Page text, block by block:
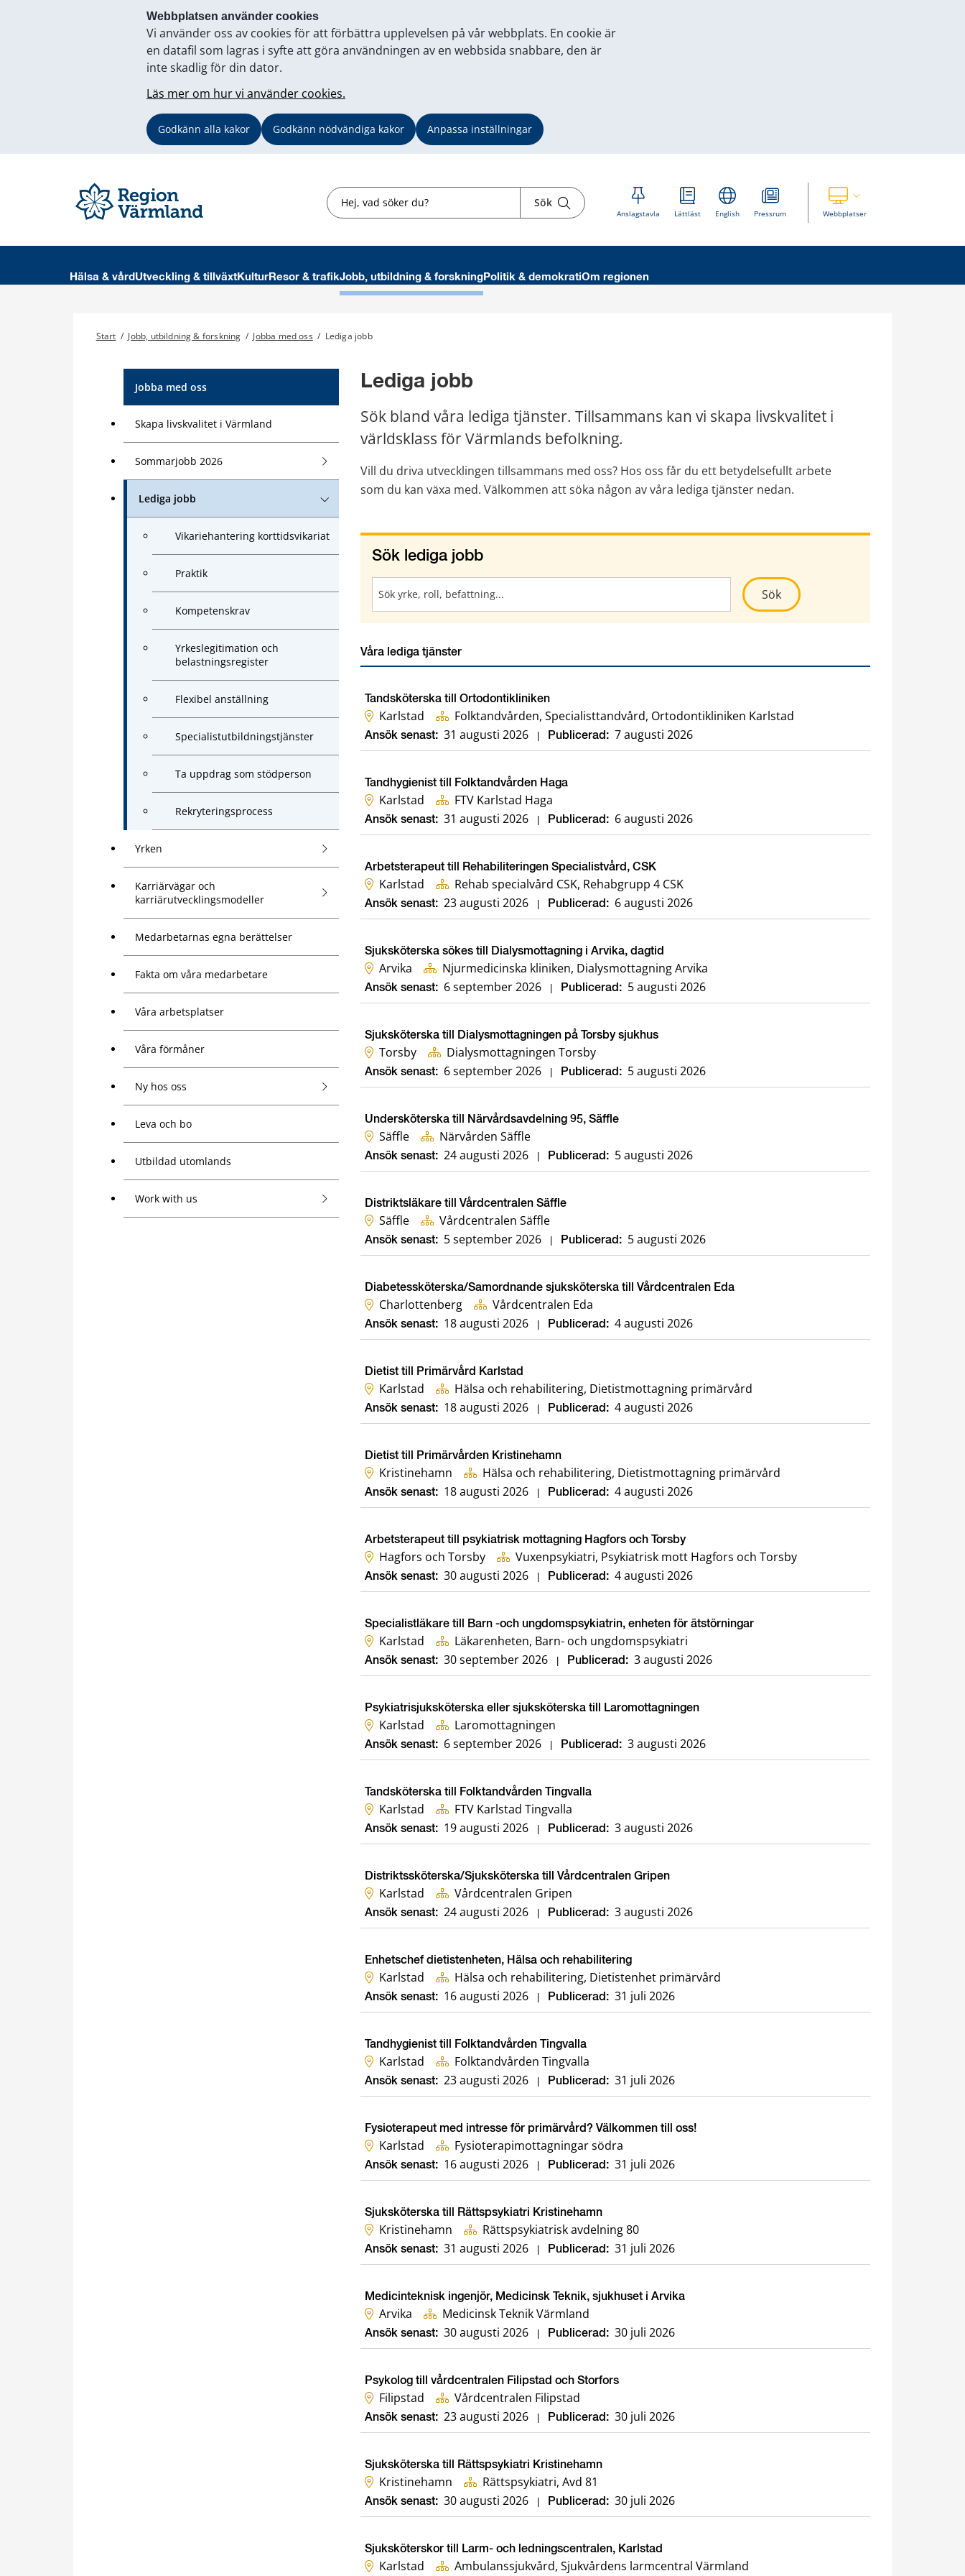
Webbplatsen använder cookies
Vi använder oss av cookies för att förbättra upplevelsen på vår webbplats. En cookie är
en datafil som lagras i syfte att göra användningen av en webbsida snabbare, den är
inte skadlig för din dator.
Läs mer om hur vi använder cookies.
Godkänn alla kakor Godkänn nödvändiga kakor Anpassa inställningar
Sök Sök
Anslagstavla Lättläst English Pressrum WebbplatserVisa våra andra webbplatser
Hälsa & vård Utveckling & tillväxtKulturResor & trafikJobb, utbildning & forskningPolitik & demokratiOm regionen
Start / Jobb, utbildning & forskning / Jobba med oss / Lediga jobb
Jobba med oss
Skapa livskvalitet i Värmland
Sommarjobb 2026
Lediga jobb
Vikariehantering korttidsvikariat
Praktik
Kompetenskrav
Yrkeslegitimation och
belastningsregister
Flexibel anställning
Specialistutbildningstjänster
Ta uppdrag som stödperson
Rekryteringsprocess
Yrken
Karriärvägar och
karriärutvecklingsmodeller
Medarbetarnas egna berättelser
Fakta om våra medarbetare
Våra arbetsplatser
Våra förmåner
Ny hos oss
Leva och bo
Utbildad utomlands
Work with us
Lediga jobb
Sök bland våra lediga tjänster. Tillsammans kan vi skapa livskvalitet i
världsklass för Värmlands befolkning.
Vill du driva utvecklingen tillsammans med oss? Hos oss får du ett betydelsefullt arbete
som du kan växa med. Välkommen att söka någon av våra lediga tjänster nedan.
Sök lediga jobb
SökKör sökning
Våra lediga tjänster
Tandsköterska till Ortodontikliniken
Karlstad Folktandvården, Specialisttandvård, Ortodontikliniken Karlstad
Ansök senast: 31 augusti 2026 | Publicerad: 7 augusti 2026
Tandhygienist till Folktandvården Haga
Karlstad FTV Karlstad Haga
Ansök senast: 31 augusti 2026 | Publicerad: 6 augusti 2026
Arbetsterapeut till Rehabiliteringen Specialistvård, CSK
Karlstad Rehab specialvård CSK, Rehabgrupp 4 CSK
Ansök senast: 23 augusti 2026 | Publicerad: 6 augusti 2026
Sjuksköterska sökes till Dialysmottagning i Arvika, dagtid
Arvika Njurmedicinska kliniken, Dialysmottagning Arvika
Ansök senast: 6 september 2026 | Publicerad: 5 augusti 2026
Sjuksköterska till Dialysmottagningen på Torsby sjukhus
Torsby Dialysmottagningen Torsby
Ansök senast: 6 september 2026 | Publicerad: 5 augusti 2026
Undersköterska till Närvårdsavdelning 95, Säffle
Säffle Närvården Säffle
Ansök senast: 24 augusti 2026 | Publicerad: 5 augusti 2026
Distriktsläkare till Vårdcentralen Säffle
Säffle Vårdcentralen Säffle
Ansök senast: 5 september 2026 | Publicerad: 5 augusti 2026
Diabetessköterska/Samordnande sjuksköterska till Vårdcentralen Eda
Charlottenberg Vårdcentralen Eda
Ansök senast: 18 augusti 2026 | Publicerad: 4 augusti 2026
Dietist till Primärvård Karlstad
Karlstad Hälsa och rehabilitering, Dietistmottagning primärvård
Ansök senast: 18 augusti 2026 | Publicerad: 4 augusti 2026
Dietist till Primärvården Kristinehamn
Kristinehamn Hälsa och rehabilitering, Dietistmottagning primärvård
Ansök senast: 18 augusti 2026 | Publicerad: 4 augusti 2026
Arbetsterapeut till psykiatrisk mottagning Hagfors och Torsby
Hagfors och Torsby Vuxenpsykiatri, Psykiatrisk mott Hagfors och Torsby
Ansök senast: 30 augusti 2026 | Publicerad: 4 augusti 2026
Specialistläkare till Barn -och ungdomspsykiatrin, enheten för ätstörningar
Karlstad Läkarenheten, Barn- och ungdomspsykiatri
Ansök senast: 30 september 2026 | Publicerad: 3 augusti 2026
Psykiatrisjuksköterska eller sjuksköterska till Laromottagningen
Karlstad Laromottagningen
Ansök senast: 6 september 2026 | Publicerad: 3 augusti 2026
Tandsköterska till Folktandvården Tingvalla
Karlstad FTV Karlstad Tingvalla
Ansök senast: 19 augusti 2026 | Publicerad: 3 augusti 2026
Distriktssköterska/Sjuksköterska till Vårdcentralen Gripen
Karlstad Vårdcentralen Gripen
Ansök senast: 24 augusti 2026 | Publicerad: 3 augusti 2026
Enhetschef dietistenheten, Hälsa och rehabilitering
Karlstad Hälsa och rehabilitering, Dietistenhet primärvård
Ansök senast: 16 augusti 2026 | Publicerad: 31 juli 2026
Tandhygienist till Folktandvården Tingvalla
Karlstad Folktandvården Tingvalla
Ansök senast: 23 augusti 2026 | Publicerad: 31 juli 2026
Fysioterapeut med intresse för primärvård? Välkommen till oss!
Karlstad Fysioterapimottagningar södra
Ansök senast: 16 augusti 2026 | Publicerad: 31 juli 2026
Sjuksköterska till Rättspsykiatri Kristinehamn
Kristinehamn Rättspsykiatrisk avdelning 80
Ansök senast: 31 augusti 2026 | Publicerad: 31 juli 2026
Medicinteknisk ingenjör, Medicinsk Teknik, sjukhuset i Arvika
Arvika Medicinsk Teknik Värmland
Ansök senast: 30 augusti 2026 | Publicerad: 30 juli 2026
Psykolog till vårdcentralen Filipstad och Storfors
Filipstad Vårdcentralen Filipstad
Ansök senast: 23 augusti 2026 | Publicerad: 30 juli 2026
Sjuksköterska till Rättspsykiatri Kristinehamn
Kristinehamn Rättspsykiatri, Avd 81
Ansök senast: 30 augusti 2026 | Publicerad: 30 juli 2026
Sjuksköterskor till Larm- och ledningscentralen, Karlstad
Karlstad Ambulanssjukvård, Sjukvårdens larmcentral Värmland